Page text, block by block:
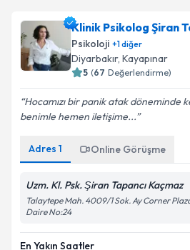
Klinik Psikolog Şiran
Psikoloji +1diğer
Diyarbakır, Kayapınar
5 (67 Değerlendirme)
Hocamızı bir panik atak döneminde
benimle hemen iletişime...
Adres 1 Online Görüşme
Uzm. Kl. Psk. Şiran Tapancı Kaçmaz
Talaytepe Mah. 4009/1 Sok. Ay Corner
Daire No:24
En Yakın Saatler